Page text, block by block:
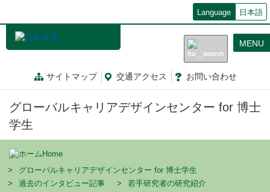
Language 日本語
サイトマップ 交通アクセス お問い合わせ
MENU
グローバルキャリアデザインセンター for 博士
学生
Home
グローバルキャリアデザインセンター for 博士学生
過去のインタビュー記事
若手研究者の研究紹介